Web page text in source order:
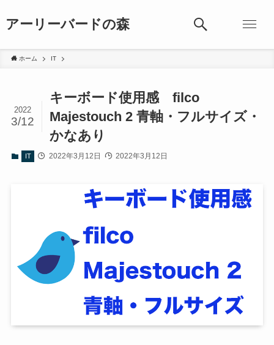
アーリーバードの森
ホーム IT
キーボード使用感 filco
Majestouch 2 青軸・フルサイズ・
かなあり
2022
3/12
IT 2022年3月12日 2022年3月12日